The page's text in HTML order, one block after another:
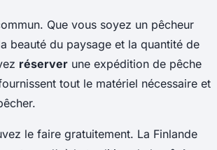
Que vous soyez un pêcheur
beauté du paysage et la quantité de
réserver une expédition de pêche
tout le matériel nécessaire et
le faire gratuitement. La Finlande